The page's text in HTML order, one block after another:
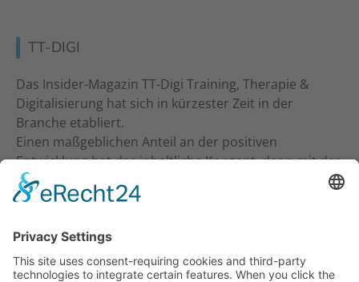
TT-DIGI
Das Insider-Magazin TT-Digi Training, Therapie &
Digitalisierung hat sich in kürzester Zeit in der
Branche etabliert.
Einen maßgeblichen Anteil an der positiven
Entwicklung hat das inhaltliche Konzept, denn mit der
inhaltlichen Ansprache an Studio-Inhaber, Trainer &
Therapeuten wurde ein neuer Standard gesetzt. Ein
KONTAKT